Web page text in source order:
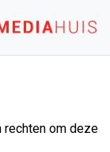
rechten om deze